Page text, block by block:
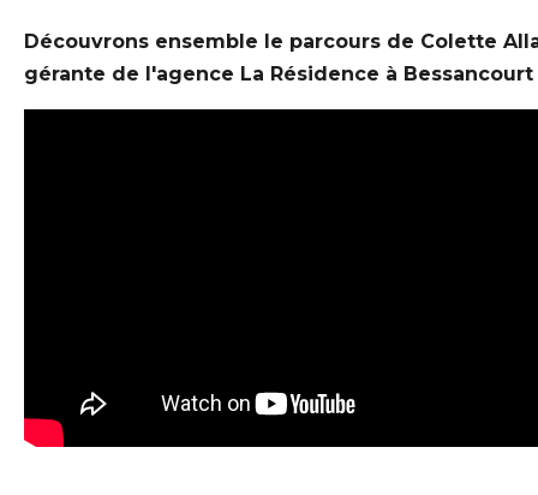
Découvrons ensemble le parcours de Colette
gérante de l'agence La Résidence à Bessancourt